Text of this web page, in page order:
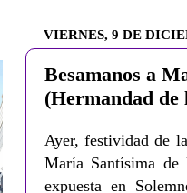
VIERNES, 9 DE
Besamanos a
(Hermandad
Ayer, festividad de
María Santísima de
expuesta en